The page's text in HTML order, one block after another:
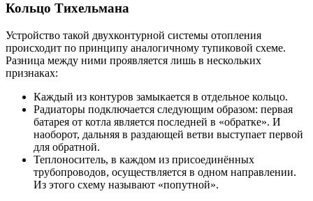
Кольцо Тихельмана
Устройство такой двухконтурной системы отопления
происходит по принципу аналогичному тупиковой схеме.
Разница между ними проявляется лишь в нескольких
признаках:
Каждый из контуров замыкается в отдельное кольцо.
Радиаторы подключается следующим образом: первая
батарея от котла является последней в «обратке». И
наоборот, дальняя в раздающей ветви выступает первой
для обратной.
Теплоноситель, в каждом из присоединённых
трубопроводов, осуществляется в одном направлении.
Из этого схему называют «попутной».